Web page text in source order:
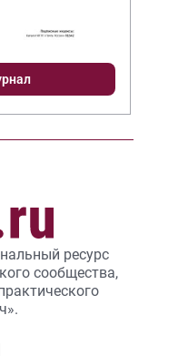
ресурс
сообщества,